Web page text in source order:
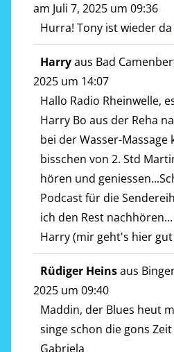
am Juli 7, 2025 um 09:36
Hurra! Tony ist wieder da
Harryaus Bad
2025 um 14:07
Hallo Radio Rheinwelle,
Harry Bo aus der Reha
bei der Wasser-Massage
bisschen von 2. Std
hören und
Podcast für die
ich den Rest
Harry (mir geht's hier
Rüdiger Heinsaus
2025 um 09:40
Maddin, der Blues heut
singe schon die gons
Gabriela